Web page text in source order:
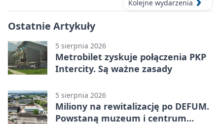
Kolejne wydarzenia
Ostatnie Artykuły
5 sierpnia 2026
Metrobilet zyskuje połączenia PKP
Intercity. Są ważne zasady
5 sierpnia 2026
Miliony na rewitalizację po DEFUM.
Powstaną muzeum i centrum